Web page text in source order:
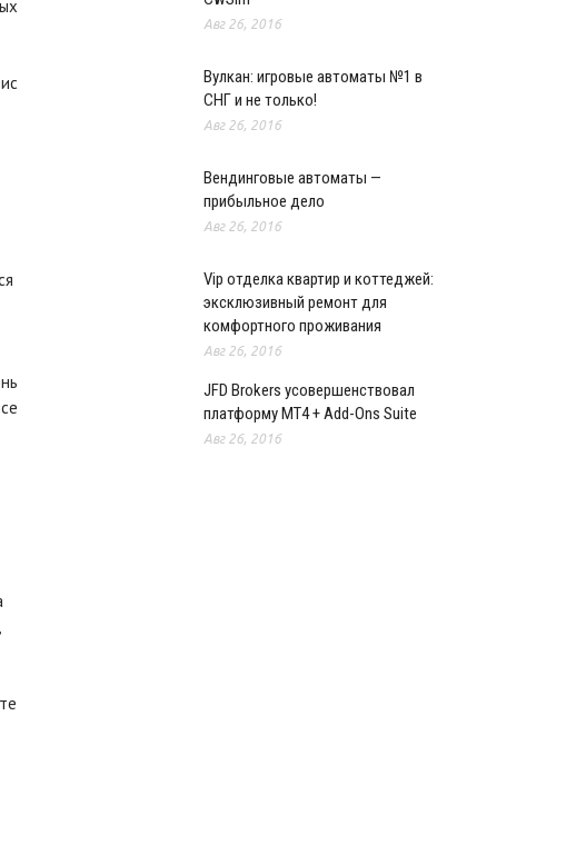
Авг 26, 2016
Вулкан: игровые автоматы №1 в
СНГ и не только!
Авг 26, 2016
Вендинговые автоматы —
прибыльное дело
Авг 26, 2016
Vip отделка квартир и коттеджей:
эксклюзивный ремонт для
комфортного проживания
Авг 26, 2016
JFD Brokers усовершенствовал
платформу MT4 + Add-Ons Suite
Авг 26, 2016